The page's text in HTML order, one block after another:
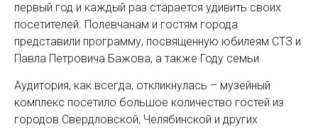
первый год и каждый раз старается удивить своих
посетителей. Полевчанам и гостям города
представили программу, посвященную юбилеям СТЗ и
Павла Петровича Бажова, а также Году семьи.
Аудитория, как всегда, откликнулась – музейный
комплекс посетило большое количество гостей из
городов Свердловской, Челябинской и других